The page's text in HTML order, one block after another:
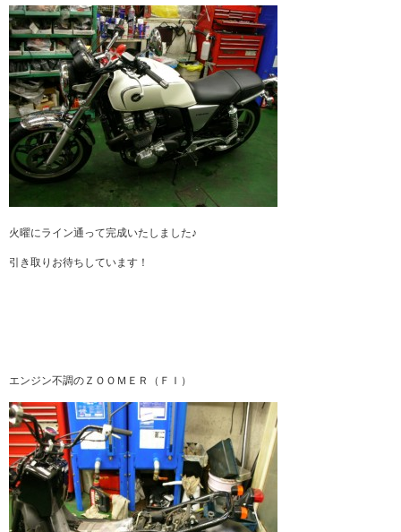
火曜にライン通って完成いたしました♪
引き取りお待ちしています！
エンジン不調のＺＯＯＭＥＲ（ＦＩ）